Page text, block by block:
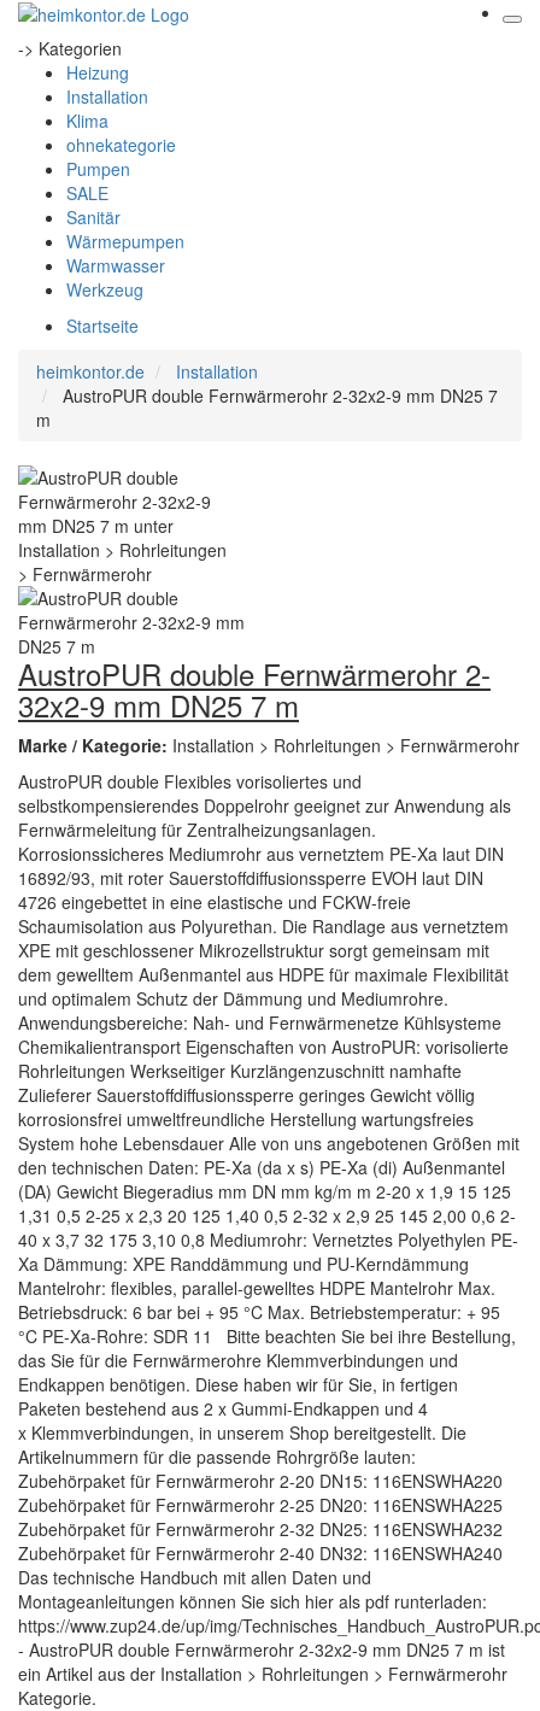
-> Kategorien
Heizung
Installation
Klima
ohnekategorie
Pumpen
SALE
Sanitär
Wärmepumpen
Warmwasser
Werkzeug
Startseite
heimkontor.de
Installation
AustroPUR double Fernwärmerohr 2-32x2-9 mm DN25 7
m
AustroPUR double Fernwärmerohr 2-
32x2-9 mm DN25 7 m
Marke / Kategorie: Installation > Rohrleitungen > Fernwärmerohr
AustroPUR double Flexibles vorisoliertes und
selbstkompensierendes Doppelrohr geeignet zur Anwendung als
Fernwärmeleitung für Zentralheizungsanlagen.
Korrosionssicheres Mediumrohr aus vernetztem PE-Xa laut DIN
16892/93, mit roter Sauerstoffdiffusionssperre EVOH laut DIN
4726 eingebettet in eine elastische und FCKW-freie
Schaumisolation aus Polyurethan. Die Randlage aus vernetztem
XPE mit geschlossener Mikrozellstruktur sorgt gemeinsam mit
dem gewelltem Außenmantel aus HDPE für maximale Flexibilität
und optimalem Schutz der Dämmung und Mediumrohre.
Anwendungsbereiche: Nah- und Fernwärmenetze Kühlsysteme
Chemikalientransport Eigenschaften von AustroPUR: vorisolierte
Rohrleitungen Werkseitiger Kurzlängenzuschnitt namhafte
Zulieferer Sauerstoffdiffusionssperre geringes Gewicht völlig
korrosionsfrei umweltfreundliche Herstellung wartungsfreies
System hohe Lebensdauer Alle von uns angebotenen Größen mit
den technischen Daten: PE-Xa (da x s) PE-Xa (di) Außenmantel
(DA) Gewicht Biegeradius mm DN mm kg/m m 2-20 x 1,9 15 125
1,31 0,5 2-25 x 2,3 20 125 1,40 0,5 2-32 x 2,9 25 145 2,00 0,6 2-
40 x 3,7 32 175 3,10 0,8 Mediumrohr: Vernetztes Polyethylen PE-
Xa Dämmung: XPE Randdämmung und PU-Kerndämmung
Mantelrohr: flexibles, parallel-gewelltes HDPE Mantelrohr Max.
Betriebsdruck: 6 bar bei + 95 °C Max. Betriebstemperatur: + 95
°C PE-Xa-Rohre: SDR 11 Bitte beachten Sie bei ihre Bestellung,
das Sie für die Fernwärmerohre Klemmverbindungen und
Endkappen benötigen. Diese haben wir für Sie, in fertigen
Paketen bestehend aus 2 x Gummi-Endkappen und 4
x Klemmverbindungen, in unserem Shop bereitgestellt. Die
Artikelnummern für die passende Rohrgröße lauten:
Zubehörpaket für Fernwärmerohr 2-20 DN15: 116ENSWHA220
Zubehörpaket für Fernwärmerohr 2-25 DN20: 116ENSWHA225
Zubehörpaket für Fernwärmerohr 2-32 DN25: 116ENSWHA232
Zubehörpaket für Fernwärmerohr 2-40 DN32: 116ENSWHA240
Das technische Handbuch mit allen Daten und
Montageanleitungen können Sie sich hier als pdf runterladen:
https://www.zup24.de/up/img/
- AustroPUR double Fernwärmerohr 2-32x2-9 mm DN25 7 m ist
ein Artikel aus der Installation > Rohrleitungen > Fernwärmerohr
Kategorie.